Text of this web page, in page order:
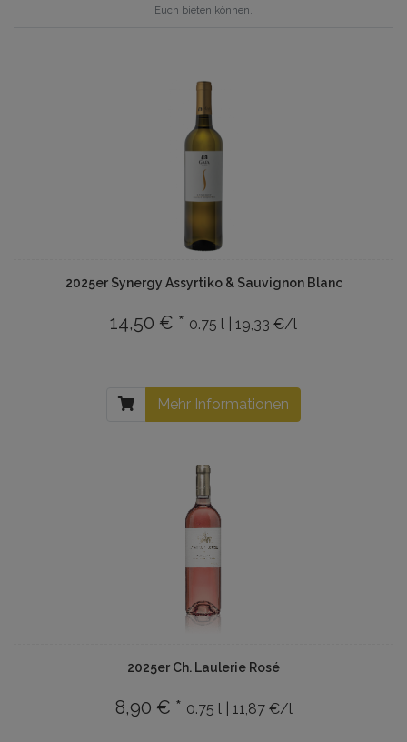
Euch bieten können.
2025er Synergy Assyrtiko & Sauvignon Blanc
14,50 € * 0.75 l | 19,33 €/l
Mehr Informationen
2025er Ch. Laulerie Rosé
8,90 € * 0.75 l | 11,87 €/l